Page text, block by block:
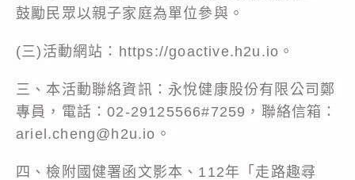
鼓勵民眾以親子家庭為單位參與。
(三)活動網站：https://goactive.h2u.io。
三、本活動聯絡資訊：永悅健康股份有限公司鄭
專員，電話：02-29125566#7259，聯絡信箱：
ariel.cheng@h2u.io。
四、檢附國健署函文影本、112年「走路趣尋